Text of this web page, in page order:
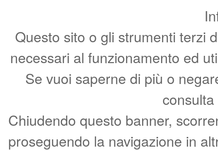
Questo sito o gli strumenti terzi
necessari al funzionamento ed
Se vuoi saperne di più o
Chiudendo questo banner,
proseguendo la navigazione in